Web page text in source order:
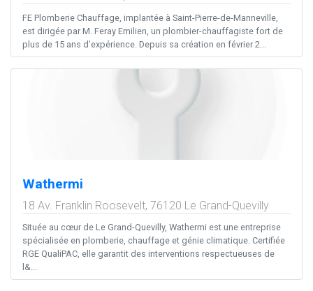
FE Plomberie Chauffage, implantée à Saint-Pierre-de-Manneville,
est dirigée par M. Feray Emilien, un plombier-chauffagiste fort de
plus de 15 ans d’expérience. Depuis sa création en février 2...
Wathermi
18 Av. Franklin Roosevelt, 76120 Le Grand-Quevilly
Située au cœur de Le Grand-Quevilly, Wathermi est une entreprise
spécialisée en plomberie, chauffage et génie climatique. Certifiée
RGE QualiPAC, elle garantit des interventions respectueuses de
l&...